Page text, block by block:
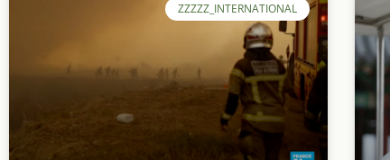
ZZZZZ_INTERNATIONAL